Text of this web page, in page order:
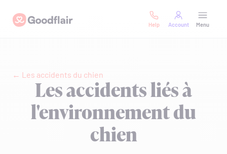
content
Goodflair
Help Account Menu
← Les accidents du chien
Les accidents liés à
l'environnement du
chien